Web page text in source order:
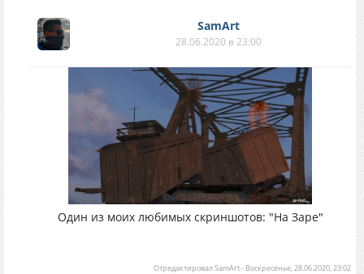
SamArt
28.06.2020 в 23:00
Один из моих любимых скриншотов: "На Заре"
ОтредактировалSamArt- Воскресенье, 28.06.2020, 23:02